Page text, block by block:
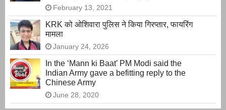
February 13, 2021
KRK को ओशिवारा पुलिस ने किया गिरप्तार, फायरिंग
मामला
January 24, 2026
In the ‘Mann ki Baat’ PM Modi said the
Indian Army gave a befitting reply to the
Chinese Army
June 28, 2020